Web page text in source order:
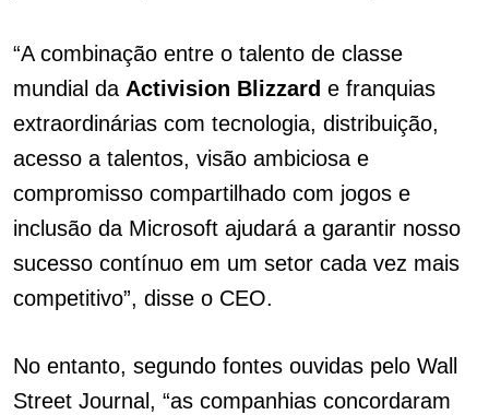
“A combinação entre o talento de classe
mundial da Activision Blizzard e franquias
extraordinárias com tecnologia, distribuição,
acesso a talentos, visão ambiciosa e
compromisso compartilhado com jogos e
inclusão da Microsoft ajudará a garantir nosso
sucesso contínuo em um setor cada vez mais
competitivo”, disse o CEO.
No entanto, segundo fontes ouvidas pelo Wall
Street Journal, “as companhias concordaram